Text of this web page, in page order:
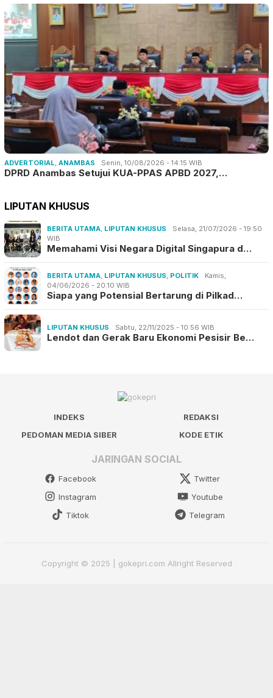
ADVERTORIAL, ANAMBAS Senin, 10/08/2026 - 14:15 WIB
DPRD Anambas Setujui KUA-PPAS APBD 2027,…
LIPUTAN KHUSUS
BERITA UTAMA, LIPUTAN KHUSUS
Selasa, 21/07/2026 - 19:50
WIB
Memahami Visi Negara Digital Singapura d…
BERITA UTAMA, LIPUTAN KHUSUS, POLITIK
Kamis,
04/06/2026 - 20:10 WIB
Siapa yang Potensial Bertarung di Pilkad…
LIPUTAN KHUSUS Sabtu, 22/11/2025 - 10:56 WIB
Lendot dan Gerak Baru Ekonomi Pesisir Be…
INDEKS
REDAKSI
PEDOMAN MEDIA SIBER
KODE ETIK
JARINGAN SOCIAL
Facebook
Twitter
Instagram
Youtube
Tiktok
Telegram
Copyright © 2025 | gokepri.com Allright Reserved